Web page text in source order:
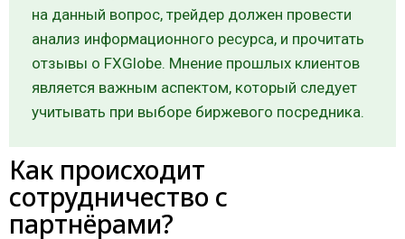
на данный вопрос, трейдер должен провести
анализ информационного ресурса, и прочитать
отзывы о FXGlobe. Мнение прошлых клиентов
является важным аспектом, который следует
учитывать при выборе биржевого посредника.
Как происходит
сотрудничество с
партнёрами?